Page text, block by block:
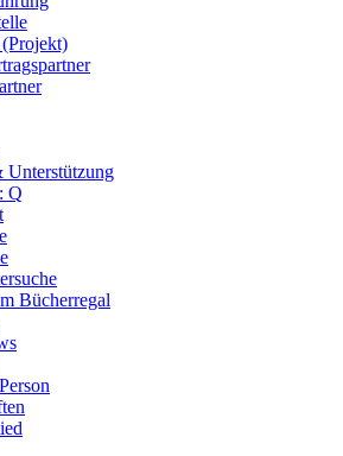
Unterstützung
Q
Bücherregal